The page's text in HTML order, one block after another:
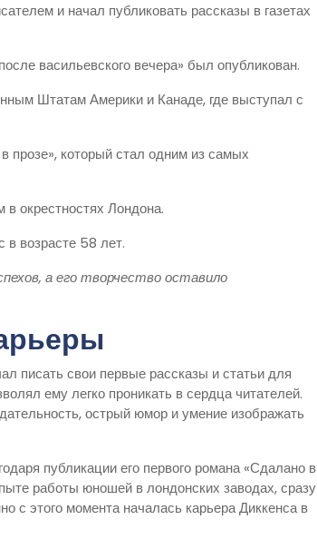
и начал публиковать рассказы в газетах
васильевского вечера» был опубликован.
Штатам Америки и Канаде, где выступал с
прозе», который стал одним из самых
окрестностях Лондона.
в возрасте 58 лет.
а его творчество оставило
писать свои первые рассказы и статьи для
ему легко проникать в сердца читателей.
острый юмор и умение изображать
публикации его первого романа «Сдалано в
работы юношей в лондонских заводах, сразу
с этого момента началась карьера Диккенса в